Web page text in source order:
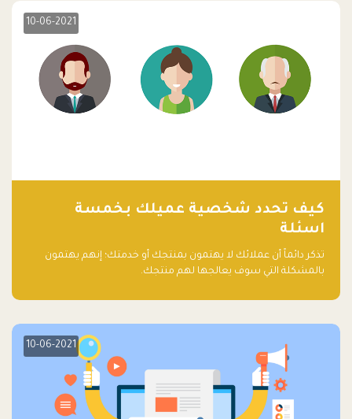
10-06-2021
كيف تحدد شخصية عميلك بخمسة
اسئلة
تذكر دائماً أن عملائك لا يهتمون بمنتجك أو خدمتك؛ إنهم يهتمون
بالمشكلة التي سوف يعالجها لهم منتجك.
10-06-2021